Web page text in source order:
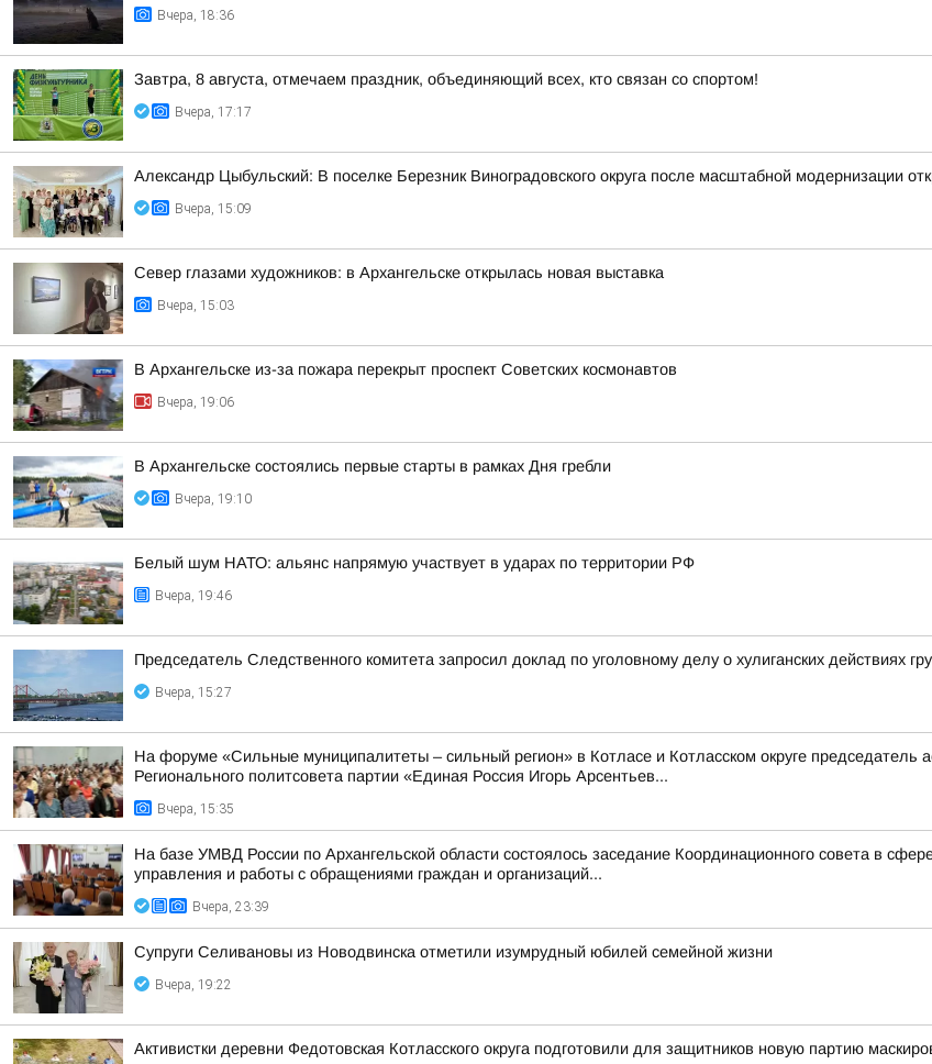
Вчера, 18:36
Завтра, 8 августа, отмечаем праздник, объединяющий всех, кто связан со спортом!
Вчера, 17:17
Александр Цыбульский: В поселке Березник Виноградовского округа после масштабной модернизации
Вчера, 15:09
Север глазами художников: в Архангельске открылась новая выставка
Вчера, 15:03
В Архангельске из-за пожара перекрыт проспект Советских космонавтов
Вчера, 19:06
В Архангельске состоялись первые старты в рамках Дня гребли
Вчера, 19:10
Белый шум НАТО: альянс напрямую участвует в ударах по территории РФ
Вчера, 19:46
Председатель Следственного комитета запросил доклад по уголовному делу о хулиганских действиях
Вчера, 15:27
На форуме «Сильные муниципалитеты – сильный регион» в Котласе и Котласском округе
Регионального политсовета партии «Единая Россия Игорь Арсентьев...
Вчера, 15:35
На базе УМВД России по Архангельской области состоялось заседание Координационного совета в
управления и работы с обращениями граждан и организаций...
Вчера, 23:39
Супруги Селивановы из Новодвинска отметили изумрудный юбилей семейной жизни
Вчера, 19:22
Активистки деревни Федотовская Котласского округа подготовили для защитников новую партию